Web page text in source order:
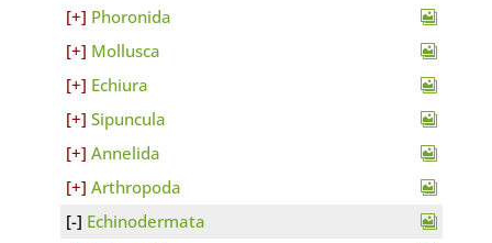
Phoronida
Mollusca
Echiura
Sipuncula
Annelida
Arthropoda
Echinodermata